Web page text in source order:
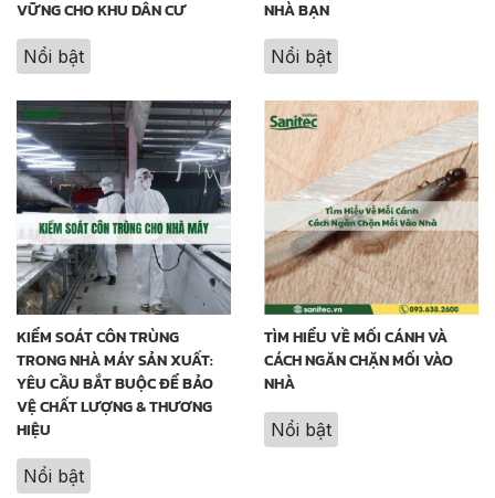
VỮNG CHO KHU DÂN CƯ
Nổi bật
NHÀ BẠN
Nổi bật
KIỂM SOÁT CÔN TRÙNG
TRONG NHÀ MÁY SẢN XUẤT:
YÊU CẦU BẮT BUỘC ĐỂ BẢO
VỆ CHẤT LƯỢNG & THƯƠNG
HIỆU
Nổi bật
TÌM HIỂU VỀ MỐI CÁNH VÀ
CÁCH NGĂN CHẶN MỐI VÀO
NHÀ
Nổi bật